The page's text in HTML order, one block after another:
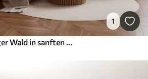
1
Fototapeten Trendiger Wald in sanften Pastellfarben